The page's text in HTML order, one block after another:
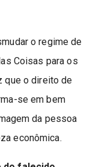
o regime de
Coisas para os
que o direito de
se em bem
da pessoa
econômica.